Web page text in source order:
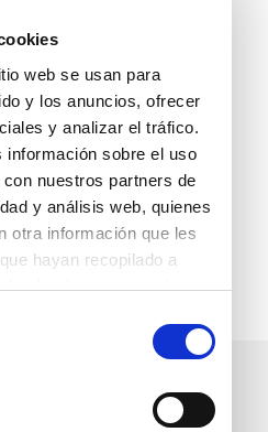
web se usan para
y los anuncios, ofrecer
y analizar el tráfico.
sobre el uso
nuestros partners de
y análisis web, quienes
otra información que les
hayan recopilado a
hecho de sus servicios.
nuestro boletín